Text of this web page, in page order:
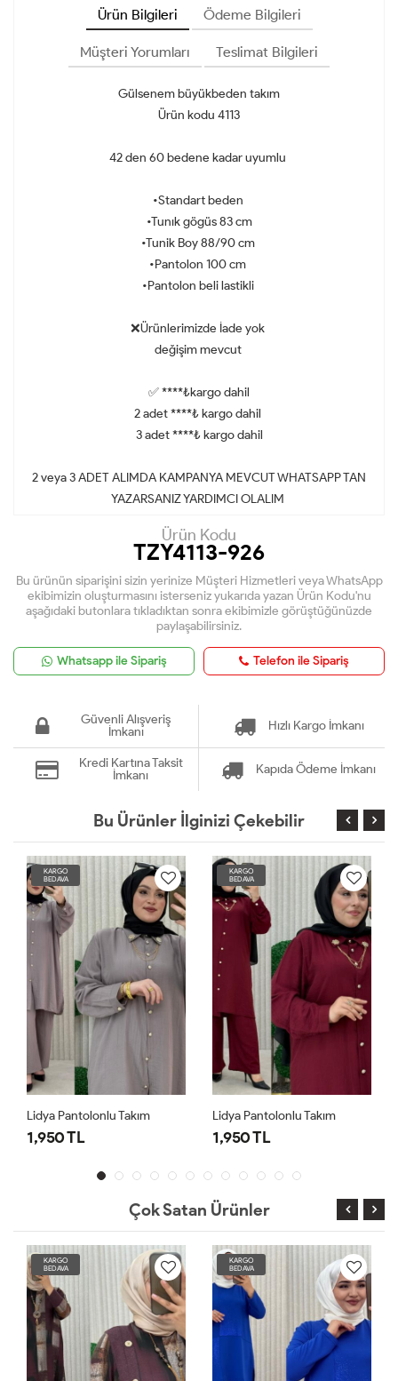
Ürün Bilgileri Ödeme Bilgileri
Müşteri Yorumları Teslimat Bilgileri
Gülsenem büyükbeden takım
Ürün kodu 4113
42 den 60 bedene kadar uyumlu
•Standart beden
•Tunık gögüs 83 cm
•Tunik Boy 88/90 cm
•Pantolon 100 cm
•Pantolon beli lastikli
❌Ürünlerimizde İade yok
değişim mevcut
✅ ****₺kargo dahil
2 adet ****₺ kargo dahil
3 adet ****₺ kargo dahil
2 veya 3 ADET ALIMDA KAMPANYA MEVCUT WHATSAPP TAN
YAZARSANIZ YARDIMCI OLALIM
Ürün Kodu
TZY4113-926
Bu ürünün siparişini sizin yerinize Müşteri Hizmetleri veya WhatsApp
ekibimizin oluşturmasını isterseniz yukarıda yazan Ürün Kodu'nu
aşağıdaki butonlara tıkladıktan sonra ekibimizle görüştüğünüzde
paylaşabilirsiniz.
Whatsapp ile Sipariş Telefon ile Sipariş
Güvenli Alışveriş
İmkanı
Hızlı Kargo İmkanı
Kredi Kartına Taksit
İmkanı
Kapıda Ödeme İmkanı
Bu Ürünler İlginizi Çekebilir
KARGO
BEDAVA
Lidya Pantolonlu Takım
1,950 TL
KARGO
BEDAVA
Lidya Pantolonlu Takım
1,950 TL
Çok Satan Ürünler
KARGO
BEDAVA
KARGO
BEDAVA